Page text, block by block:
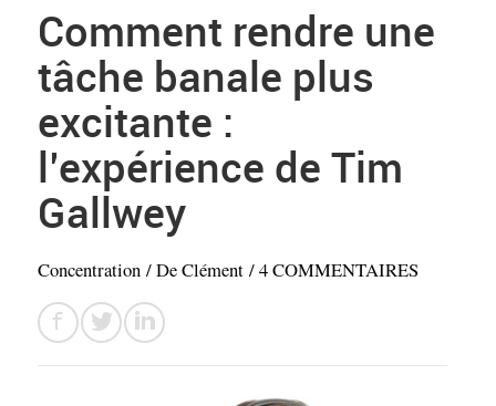
Comment rendre une
tâche banale plus
excitante :
l’expérience de Tim
Gallwey
Concentration / DeClément /4 COMMENTAIRES